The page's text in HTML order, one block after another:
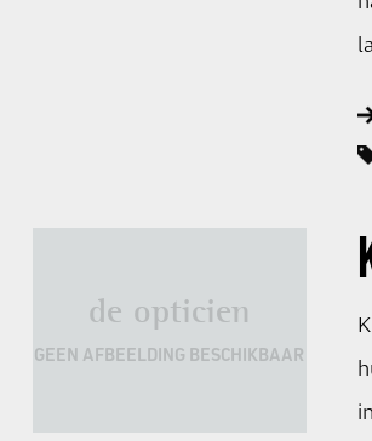
de opticien
GEEN AFBEELDING BESCHIKBAAR